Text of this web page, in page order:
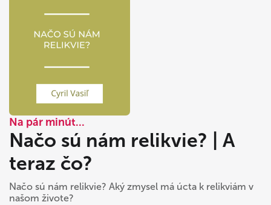
Na pár minút...
Načo sú nám relikvie? | A
teraz čo?
Načo sú nám relikvie? Aký zmysel má úcta k relikviám v
našom živote?